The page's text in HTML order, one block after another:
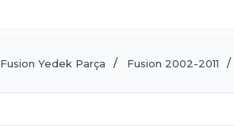
Fusion Yedek Parça Fusion 2002-2011